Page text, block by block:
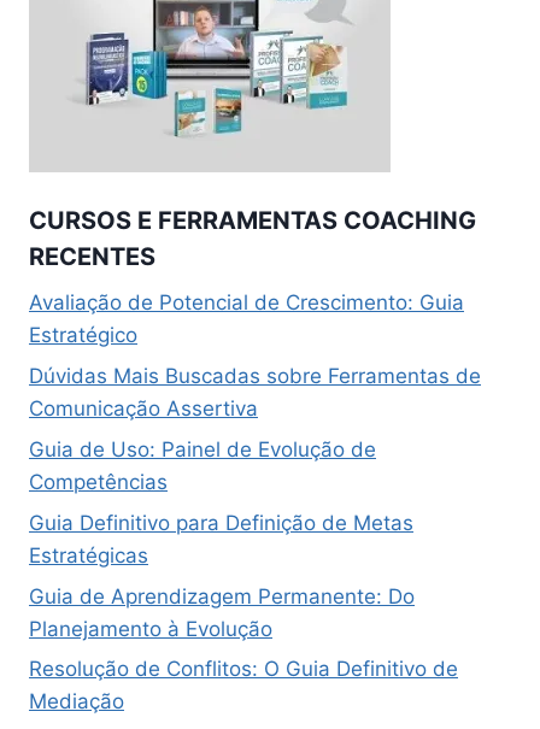
CURSOS E FERRAMENTAS COACHING
RECENTES
Avaliação de Potencial de Crescimento: Guia
Estratégico
Dúvidas Mais Buscadas sobre Ferramentas de
Comunicação Assertiva
Guia de Uso: Painel de Evolução de
Competências
Guia Definitivo para Definição de Metas
Estratégicas
Guia de Aprendizagem Permanente: Do
Planejamento à Evolução
Resolução de Conflitos: O Guia Definitivo de
Mediação